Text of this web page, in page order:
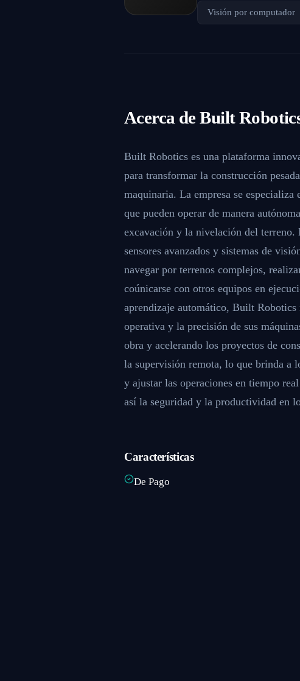
Visión por computador
Acerca de Built
Built Robotics es una plataforma
para transformar la construcción
maquinaria. La empresa se
que pueden operar de manera
excavación y la nivelación del terreno.
sensores avanzados y sistemas de
navegar por terrenos complejos,
coúnicarse con otros equipos en
aprendizaje automático, Built
operativa y la precisión de sus
obra y acelerando los proyectos de
la supervisión remota, lo que brinda a
y ajustar las operaciones en tiempo
así la seguridad y la productividad en
Características
De Pago